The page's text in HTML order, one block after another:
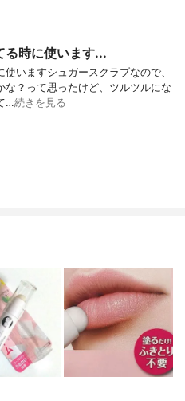
る時に使います...
いますシュガースクラブなので、
？って思ったけど、ツルツルにな
…続きを見る